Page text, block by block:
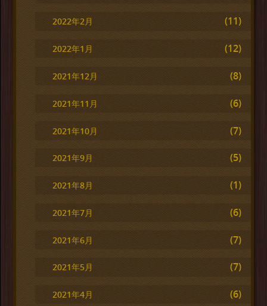
2022年2月 (11)
2022年1月 (12)
2021年12月 (8)
2021年11月 (6)
2021年10月 (7)
2021年9月 (5)
2021年8月 (1)
2021年7月 (6)
2021年6月 (7)
2021年5月 (7)
2021年4月 (6)